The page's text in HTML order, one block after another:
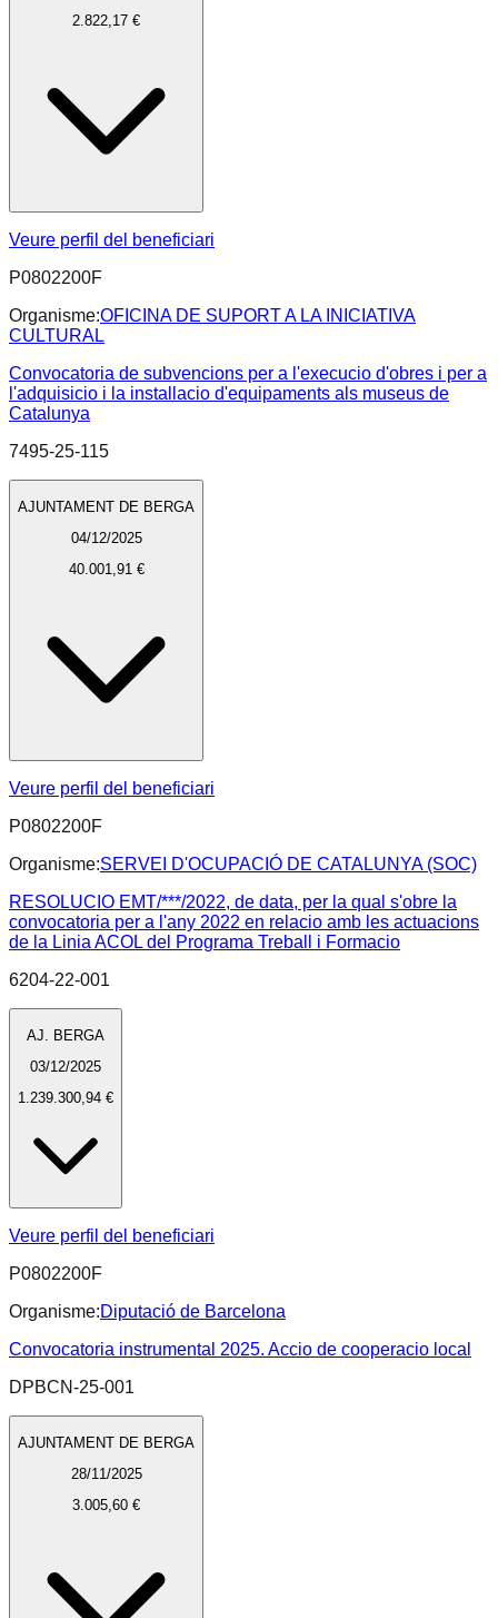
2.822,17 €
Veure perfil del beneficiari
P0802200F
Organisme:OFICINA DE SUPORT A LA INICIATIVA
CULTURAL
Convocatoria de subvencions per a l'execucio d'obres i per a
l'adquisicio i la installacio d'equipaments als museus de
Catalunya
7495-25-115
AJUNTAMENT DE BERGA
04/12/2025
40.001,91 €
Veure perfil del beneficiari
P0802200F
Organisme:SERVEI D'OCUPACIÓ DE CATALUNYA (SOC)
RESOLUCIO EMT/***/2022, de data, per la qual s'obre la
convocatoria per a l'any 2022 en relacio amb les actuacions
de la Linia ACOL del Programa Treball i Formacio
6204-22-001
AJ. BERGA
03/12/2025
1.239.300,94 €
Veure perfil del beneficiari
P0802200F
Organisme:Diputació de Barcelona
Convocatoria instrumental 2025. Accio de cooperacio local
DPBCN-25-001
AJUNTAMENT DE BERGA
28/11/2025
3.005,60 €